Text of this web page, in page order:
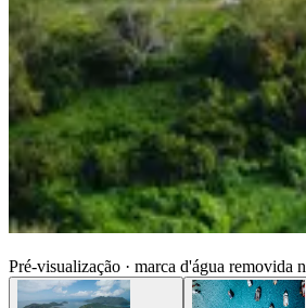
Pré-visualização · marca d'água removida